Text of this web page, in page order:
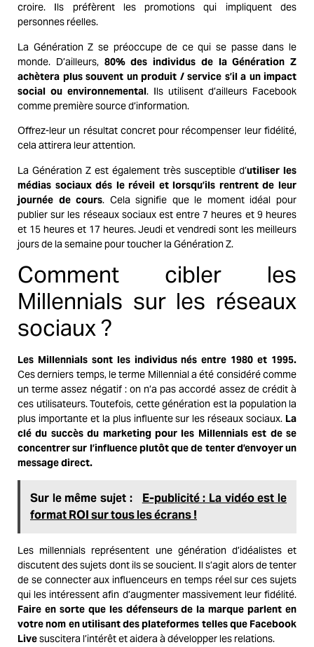
croire. Ils préfèrent les promotions qui impliquent des
personnes réelles.
La Génération Z se préoccupe de ce qui se passe dans le
monde. D’ailleurs, 80% des individus de la Génération Z
achètera plus souvent un produit / service s’il a un impact
social ou environnemental. Ils utilisent d’ailleurs Facebook
comme première source d’information.
Offrez-leur un résultat concret pour récompenser leur fidélité,
cela attirera leur attention.
La Génération Z est également très susceptible d’utiliser les
médias sociaux dés le réveil et lorsqu’ils rentrent de leur
journée de cours. Cela signifie que le moment idéal pour
publier sur les réseaux sociaux est entre 7 heures et 9 heures
et 15 heures et 17 heures. Jeudi et vendredi sont les meilleurs
jours de la semaine pour toucher la Génération Z.
Comment cibler les
Millennials sur les réseaux
sociaux ?
Les Millennials sont les individus nés entre 1980 et 1995.
Ces derniers temps, le terme Millennial a été considéré comme
un terme assez négatif : on n’a pas accordé assez de crédit à
ces utilisateurs. Toutefois, cette génération est la population la
plus importante et la plus influente sur les réseaux sociaux. La
clé du succès du marketing pour les Millennials est de se
concentrer sur l’influence plutôt que de tenter d’envoyer un
message direct.
Sur le même sujet :
E-publicité : La vidéo est le
format ROI sur tous les écrans !
Les millennials représentent une génération d’idéalistes et
discutent des sujets dont ils se soucient. Il s’agit alors de tenter
de se connecter aux influenceurs en temps réel sur ces sujets
qui les intéressent afin d’augmenter massivement leur fidélité.
Faire en sorte que les défenseurs de la marque parlent en
votre nom en utilisant des plateformes telles que Facebook
Livesuscitera l’intérêt et aidera à développer les relations.